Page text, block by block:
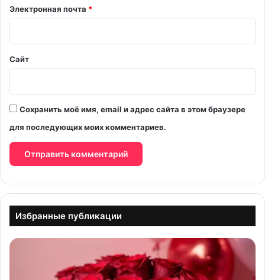
й
Электронная почта *
Сайт
Сохранить моё имя, email и адрес сайта в этом браузере
для последующих моих комментариев.
Избранные публикации
С